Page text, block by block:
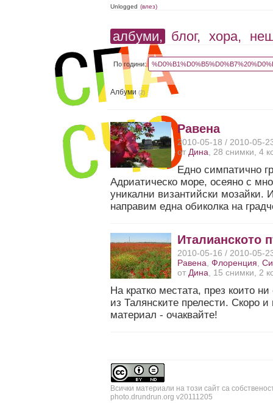
Unlogged (влез)
албуми, блог, хора,
По години:
Албуми(2)
Равена
2010-05-18 / 2010-05-
от Дина , 28 снимки, 4
Едно симпатично
Адриатическо море, осеяно с
уникални византийски мозайки.
направим една обиколка на
Италианското
2010-05-16 / 2010-05-
Равена ,Флоренция ,
от Дина , 15 снимки, 2
На кратко местата, през които
из Талянските прелести. Скоро
материал - очаквайте!
Всички материали на този сайт са
photo.drundrun.org v20111205